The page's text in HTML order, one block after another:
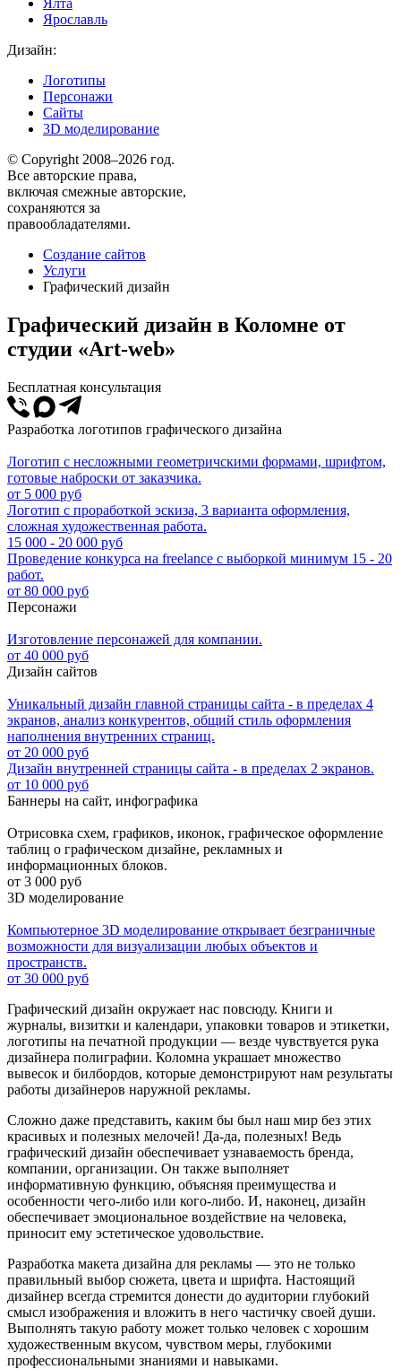
Ялта
Ярославль
Дизайн:
Логотипы
Персонажи
Сайты
3D моделирование
© Copyright 2008–2026 год.
Все авторские права,
включая смежные авторские,
сохраняются за
правообладателями.
Создание сайтов
Услуги
Графический дизайн
Графический дизайн в Коломне от
студии «Art-web»
Бесплатная консультация
Разработка логотипов графического дизайна
Логотип с несложными геометричскими формами, шрифтом,
готовые наброски от заказчика.
от 5 000 руб
Логотип с проработкой эскиза, 3 варианта оформления,
сложная художественная работа.
15 000 - 20 000 руб
Проведение конкурса на freelance с выборкой минимум 15 - 20
работ.
от 80 000 руб
Персонажи
Изготовление персонажей для компании.
от 40 000 руб
Дизайн сайтов
Уникальный дизайн главной страницы сайта - в пределах 4
экранов, анализ конкурентов, общий стиль оформления
наполнения внутренних страниц.
от 20 000 руб
Дизайн внутренней страницы сайта - в пределах 2 экранов.
от 10 000 руб
Баннеры на сайт, инфографика
Отрисовка схем, графиков, иконок, графическое оформление
таблиц о графическом дизайне, рекламных и
информационных блоков.
от 3 000 руб
3D моделирование
Компьютерное 3D моделирование открывает безграничные
возможности для визуализации любых объектов и
пространств.
от 30 000 руб
Графический дизайн окружает нас повсюду. Книги и
журналы, визитки и календари, упаковки товаров и этикетки,
логотипы на печатной продукции — везде чувствуется рука
дизайнера полиграфии. Коломна украшает множество
вывесок и билбордов, которые демонстрируют нам результаты
работы дизайнеров наружной рекламы.
Сложно даже представить, каким бы был наш мир без этих
красивых и полезных мелочей! Да-да, полезных! Ведь
графический дизайн обеспечивает узнаваемость бренда,
компании, организации. Он также выполняет
информативную функцию, объясняя преимущества и
особенности чего-либо или кого-либо. И, наконец, дизайн
обеспечивает эмоциональное воздействие на человека,
приносит ему эстетическое удовольствие.
Разработка макета дизайна для рекламы — это не только
правильный выбор сюжета, цвета и шрифта. Настоящий
дизайнер всегда стремится донести до аудитории глубокий
смысл изображения и вложить в него частичку своей души.
Выполнять такую работу может только человек с хорошим
художественным вкусом, чувством меры, глубокими
профессиональными знаниями и навыками.